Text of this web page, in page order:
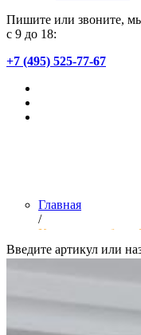
Пишите или звоните,
с 9 до 18:
+7 (495) 525-77-67
Главная
/
Коллекции
Введите артикул или